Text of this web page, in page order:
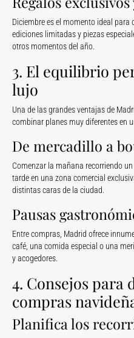
Diciembre es el momento ideal
ediciones limitadas y piezas
otros momentos del año.
3. El equilibrio
lujo
Una de las grandes ventajas de
combinar planes muy diferentes en
De mercadillo a
Comenzar la mañana recorriendo
tarde en una zona comercial
distintas caras de la ciudad.
Pausas
Entre compras, Madrid ofrece
café, una comida especial o una
y acogedores.
4. Consejos para
compras
Planifica los